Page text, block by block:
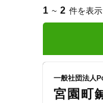
1 ~ 2 件を表示
一般社団法人
宮園町